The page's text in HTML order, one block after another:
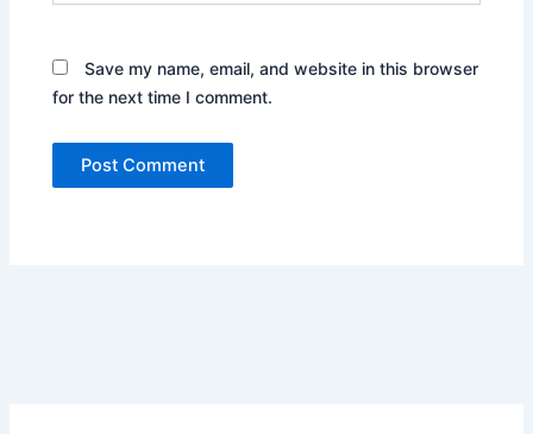
Save my name, email, and website in this browser
for the next time I comment.